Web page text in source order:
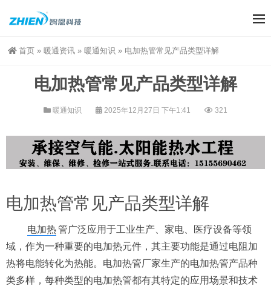
首页 » 暖通资讯 » 暖通知识 » 电加热管常见产品类型详解
电加热管常见产品类型详解
暖通知识 2025年12月27日 下午1:41 321
电加热管常见产品类型详解
电加热管广泛应用于工业生产、家电、医疗设备等领
域，作为一种重要的电加热元件，其主要功能是通过电阻加
热将电能转化为热能。电加热管厂家生产的电加热管产品种
类多样，每种类型的电加热管都有其特定的应用场景和技术